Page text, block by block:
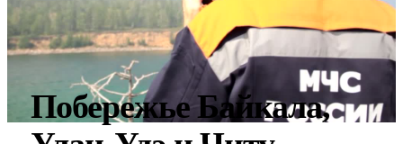
Побережье Байкала,